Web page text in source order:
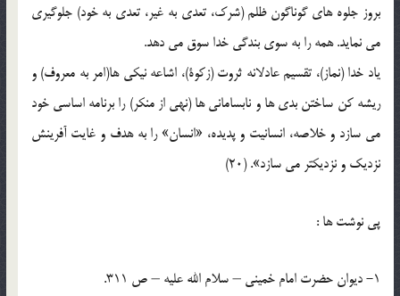
بروز جلوه ‏هاى گوناگون ظلم (شرك، تعدى به غير، تعدى به خود) جلوگيرى
می ‏نمايد. همه را به سوى بندگى خدا سوق می دهد.
ياد خدا (نماز)، تقسيم عادلانه ثروت (زكوة)، اشاعه نيكی ها(امر به معروف) و
ريشه ‏كن ساختن بدي ها و نابساماني ها (نهى از منكر) را برنامه اساسى خود
می ‏سازد و خلاصه، انسانيت و پديده، «انسان‏» را به هدف و غايت آفرينش
نزديك و نزديك‏تر می ‏سازد». (20)
پی نوشت ها :
1- ديوان حضرت امام خمينى – سلام الله عليه – ص 311.